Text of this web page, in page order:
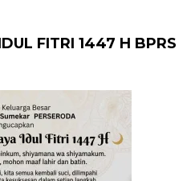
FITRI 1447 H BPRS